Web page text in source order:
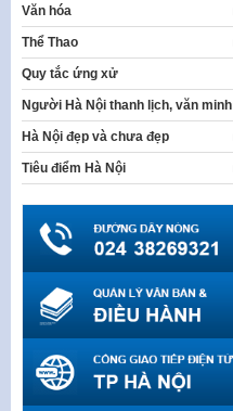
Văn hóa
Thể Thao
Quy tắc ứng xử
Người Hà Nội thanh lịch, văn minh
Hà Nội đẹp và chưa đẹp
Tiêu điểm Hà Nội